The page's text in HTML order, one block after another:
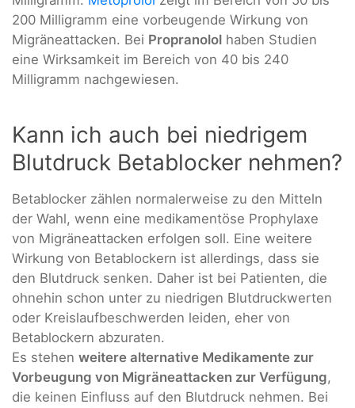
200 Milligramm eine vorbeugende Wirkung von
Migräneattacken. Bei Propranolol haben Studien
eine Wirksamkeit im Bereich von 40 bis 240
Milligramm nachgewiesen.
Kann ich auch bei niedrigem
Blutdruck Betablocker nehmen?
Betablocker zählen normalerweise zu den Mitteln
der Wahl, wenn eine medikamentöse Prophylaxe
von Migräneattacken erfolgen soll. Eine weitere
Wirkung von Betablockern ist allerdings, dass sie
den Blutdruck senken. Daher ist bei Patienten, die
ohnehin schon unter zu niedrigen Blutdruckwerten
oder Kreislaufbeschwerden leiden, eher von
Betablockern abzuraten.
Es stehen weitere alternative Medikamente zur
Vorbeugung von Migräneattacken zur Verfügung,
die keinen Einfluss auf den Blutdruck nehmen. Bei